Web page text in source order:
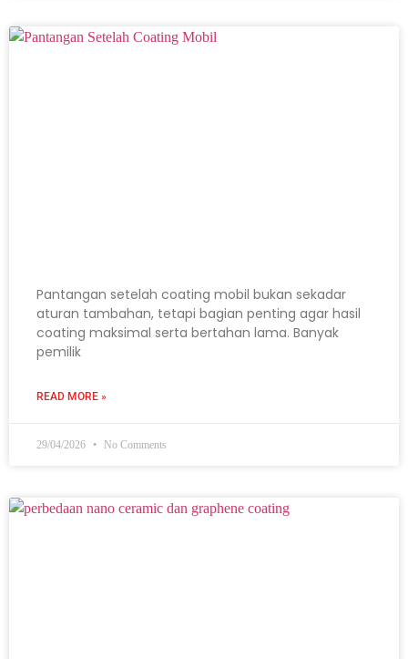
Pantangan setelah coating mobil bukan sekadar
aturan tambahan, tetapi bagian penting agar hasil
coating maksimal serta bertahan lama. Banyak
pemilik
READ MORE »
29/04/2026 No Comments